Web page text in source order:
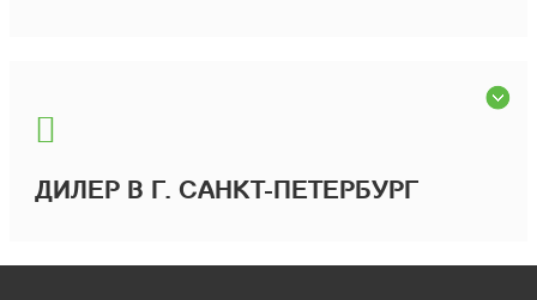
ДИЛЕР В Г. САНКТ-ПЕТЕРБУРГ